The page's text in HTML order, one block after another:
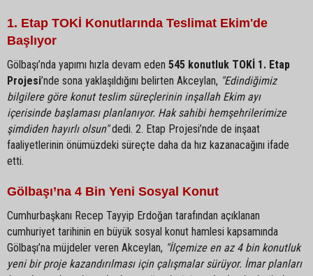
1. Etap TOKİ Konutlarında Teslimat Ekim'de
Başlıyor
Gölbaşı’nda yapımı hızla devam eden 545 konutluk TOKİ 1. Etap
Projesi’nde sona yaklaşıldığını belirten Akceylan, "Edindiğimiz
bilgilere göre konut teslim süreçlerinin inşallah Ekim ayı
içerisinde başlaması planlanıyor. Hak sahibi hemşehrilerimize
şimdiden hayırlı olsun"dedi. 2. Etap Projesi’nde de inşaat
faaliyetlerinin önümüzdeki süreçte daha da hız kazanacağını ifade
etti.
Gölbaşı’na 4 Bin Yeni Sosyal Konut
Cumhurbaşkanı Recep Tayyip Erdoğan tarafından açıklanan
cumhuriyet tarihinin en büyük sosyal konut hamlesi kapsamında
Gölbaşı’na müjdeler veren Akceylan, "İlçemize en az 4 bin konutluk
yeni bir proje kazandırılması için çalışmalar sürüyor. İmar planları